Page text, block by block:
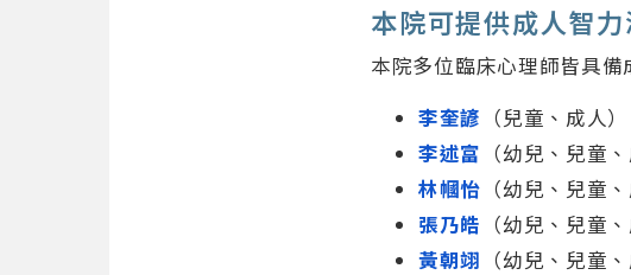
本院可提供成人智
本院多位臨床心理師皆具
李奎諺 （兒童、成人
李述富 （幼兒、兒童
林幗怡 （幼兒、兒童
張乃皓 （幼兒、兒童
黃朝翊 （幼兒、兒童